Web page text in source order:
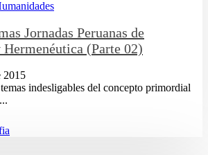
Jornadas Peruanas de
(Parte 02)
2015
indesligables del concepto primordial